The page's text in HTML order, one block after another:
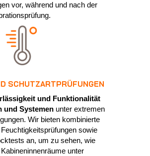
vor, während und nach der
SCHUTZARTPRÜFUNGEN
und Funktionalität
und Systemen unter extremen
Wir bieten kombinierte
sowie
an, um zu sehen, wie
unter